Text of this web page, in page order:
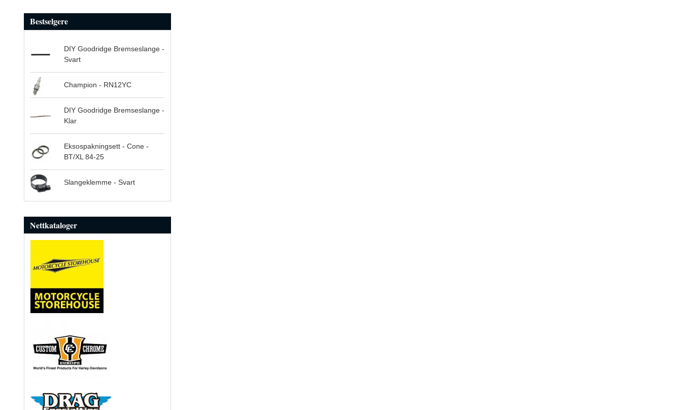
Bestselgere
DIY Goodridge Bremseslange -
Svart
Champion - RN12YC
DIY Goodridge Bremseslange -
Klar
Eksospakningsett - Cone -
BT/XL 84-25
Slangeklemme - Svart
Nettkataloger